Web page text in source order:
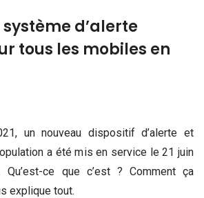
d’alerte
tous les mobiles en
un nouveau dispositif d’alerte et
a été mis en service le 21 juin
Qu’est-ce que c’est ? Comment ça
explique tout.